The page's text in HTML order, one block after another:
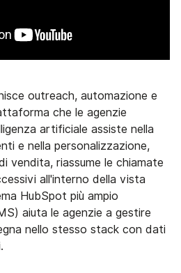
outreach, automazione e
che le agenzie
artificiale assiste nella
e nella personalizzazione,
vendita, riassume le chiamate
all'interno della vista
HubSpot più ampio
aiuta le agenzie a gestire
nello stesso stack con dati